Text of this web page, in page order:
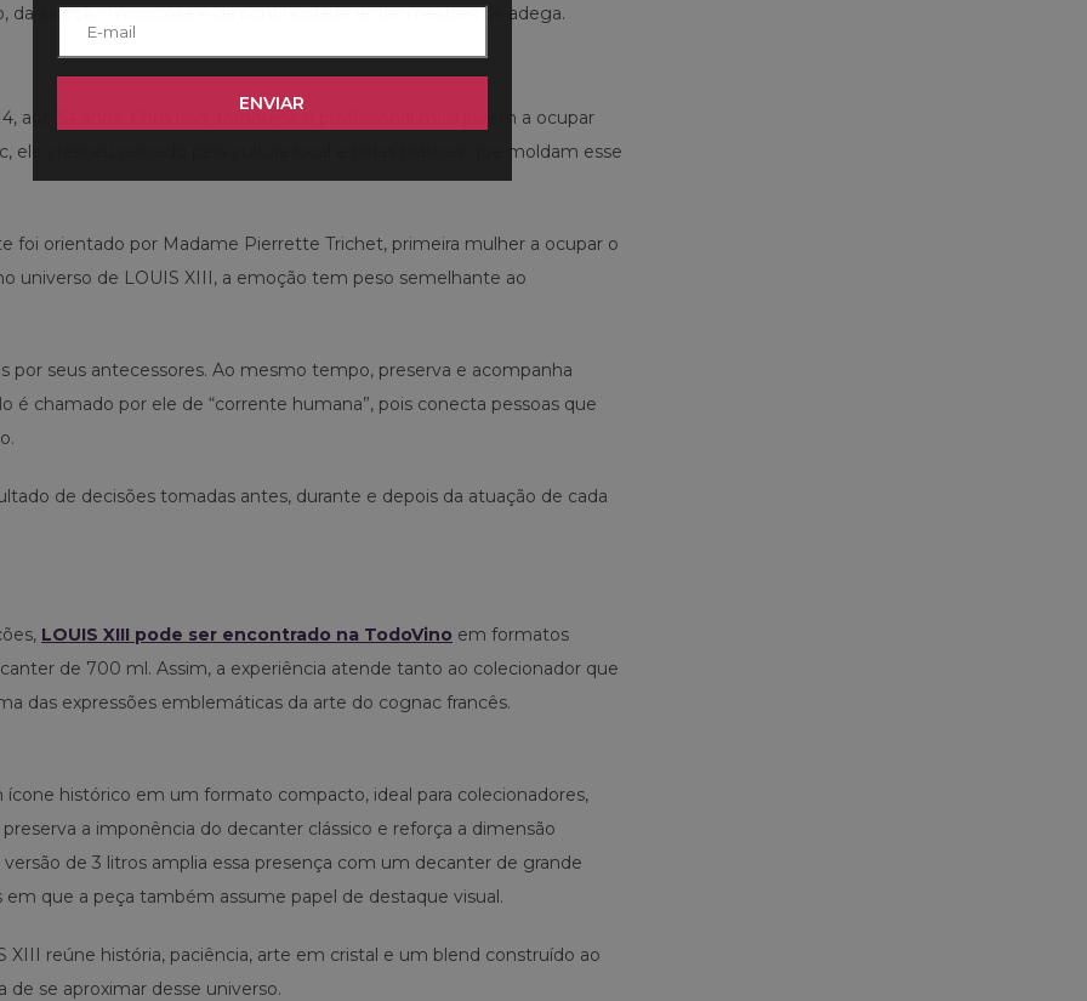
ENVIAR
seleção minuciosa e da continuidade entre mestres de adega.
aos 34 anos. Com isso, tornou-se o profissional mais jovem a ocupar
ele cresceu cercado pela cultura local e pelas práticas que moldam esse
orientado por Madame Pierrette Trichet, primeira mulher a ocupar o
universo de LOUIS XIII, a emoção tem peso semelhante ao
por seus antecessores. Ao mesmo tempo, preserva e acompanha
é chamado por ele de “corrente humana”, pois conecta pessoas que
de decisões tomadas antes, durante e depois da atuação de cada
LOUIS XIII pode ser encontrado na TodoVino em formatos
de 700 ml. Assim, a experiência atende tanto ao colecionador que
das expressões emblemáticas da arte do cognac francês.
histórico em um formato compacto, ideal para colecionadores,
a imponência do decanter clássico e reforça a dimensão
de 3 litros amplia essa presença com um decanter de grande
que a peça também assume papel de destaque visual.
reúne história, paciência, arte em cristal e um blend construído ao
se aproximar desse universo.